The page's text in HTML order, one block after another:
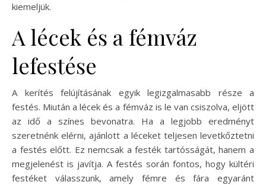
kiemeljük.
A lécek és a fémváz
lefestése
A kerítés felújításának egyik legizgalmasabb része a
festés. Miután a lécek és a fémváz is le van csiszolva, eljött
az idő a színes bevonatra. Ha a legjobb eredményt
szeretnénk elérni, ajánlott a léceket teljesen levetkőztetni
a festés előtt. Ez nemcsak a festék tartósságát, hanem a
megjelenést is javítja. A festés során fontos, hogy kültéri
festéket válasszunk, amely fémre és fára egyaránt